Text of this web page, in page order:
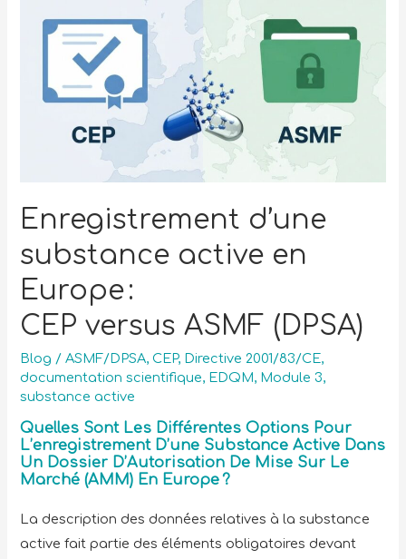
Enregistrement d’une
substance active en
Europe :
CEP versus ASMF (DPSA)
Blog /ASMF/DPSA,CEP, Directive 2001/83/CE,
documentation scientifique, EDQM, Module 3,
substance active
Quelles Sont Les Différentes Options Pour
L’enregistrement D’une Substance Active Dans
Un Dossier D’Autorisation De Mise Sur Le
Marché (AMM) En Europe ?
La description des données relatives à la substance
active fait partie des éléments obligatoires devant